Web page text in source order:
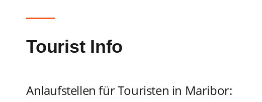
Tourist Info
Anlaufstellen für Touristen in Maribor: